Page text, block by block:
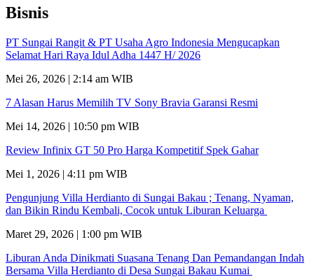
Bisnis
PT Sungai Rangit & PT Usaha Agro Indonesia Mengucapkan
Selamat Hari Raya Idul Adha 1447 H/ 2026
Mei 26, 2026 | 2:14 am WIB
7 Alasan Harus Memilih TV Sony Bravia Garansi Resmi
Mei 14, 2026 | 10:50 pm WIB
Review Infinix GT 50 Pro Harga Kompetitif Spek Gahar
Mei 1, 2026 | 4:11 pm WIB
Pengunjung Villa Herdianto di Sungai Bakau ; Tenang, Nyaman,
dan Bikin Rindu Kembali, Cocok untuk Liburan Keluarga
Maret 29, 2026 | 1:00 pm WIB
Liburan Anda Dinikmati Suasana Tenang Dan Pemandangan Indah
Bersama Villa Herdianto di Desa Sungai Bakau Kumai